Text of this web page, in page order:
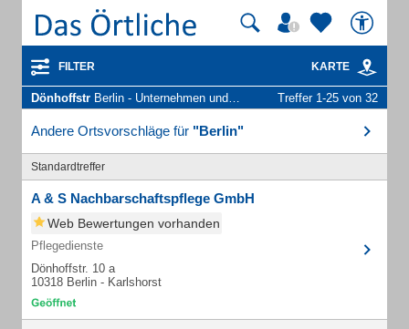
FILTER KARTE
Dönhoffstr Berlin - Unternehmen und Personen Treffer 1-25 von 32
Andere Ortsvorschläge für "Berlin"
Standardtreffer
A & S Nachbarschaftspflege GmbH
Web Bewertungen vorhanden
Pflegedienste
Dönhoffstr. 10 a
10318 Berlin - Karlshorst